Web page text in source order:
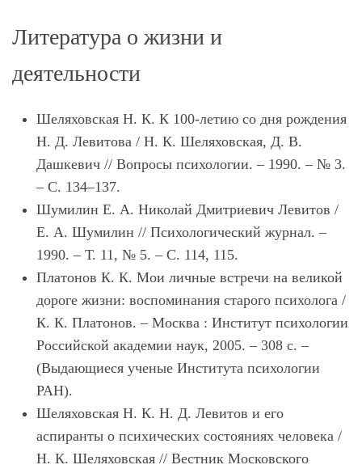
Литература о жизни и
деятельности
Шеляховская Н. К. К 100-летию со дня рождения
Н. Д. Левитова / Н. К. Шеляховская, Д. В.
Дашкевич // Вопросы психологии. – 1990. – № 3.
– С. 134–137.
Шумилин Е. А. Николай Дмитриевич Левитов /
Е. А. Шумилин // Психологический журнал. –
1990. – Т. 11, № 5. – С. 114, 115.
Платонов К. К. Мои личные встречи на великой
дороге жизни: воспоминания старого психолога /
К. К. Платонов. – Москва : Институт психологии
Российской академии наук, 2005. – 308 с. –
(Выдающиеся ученые Института психологии
РАН).
Шеляховская Н. К. Н. Д. Левитов и его
аспиранты о психических состояниях человека /
Н. К. Шеляховская // Вестник Московского